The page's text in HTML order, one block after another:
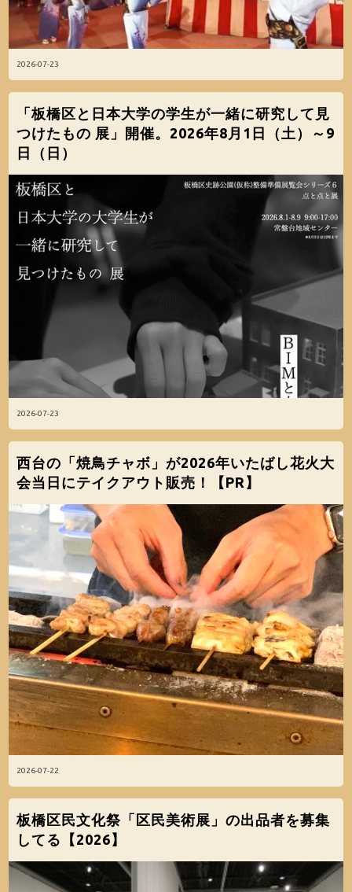
2026-07-23
2026-07-23
「板橋区と日本大学の学生が一緒に研究して見
つけたもの 展」開催。2026年8月1日（土）～9
日（日）
2026-07-22
西台の「焼鳥チャボ」が2026年いたばし花火大
会当日にテイクアウト販売！【PR】
板橋区民文化祭「区民美術展」の出品者を募集
してる【2026】